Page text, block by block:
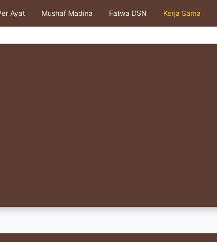
Ayat Mushaf Madina Fatwa DSN Kerja Sama